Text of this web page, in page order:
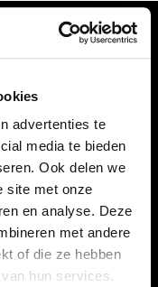
advertenties te
media te bieden
Ook delen we
site met onze
en analyse. Deze
met andere
of die ze hebben
hun services.